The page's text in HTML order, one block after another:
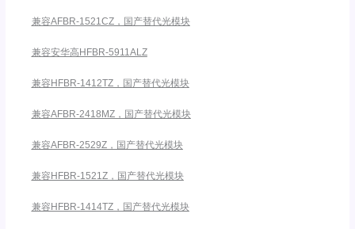
兼容AFBR-1521CZ，国产替代光模块
兼容安华高HFBR-5911ALZ
兼容HFBR-1412TZ，国产替代光模块
兼容AFBR-2418MZ，国产替代光模块
兼容AFBR-2529Z，国产替代光模块
兼容HFBR-1521Z，国产替代光模块
兼容HFBR-1414TZ，国产替代光模块